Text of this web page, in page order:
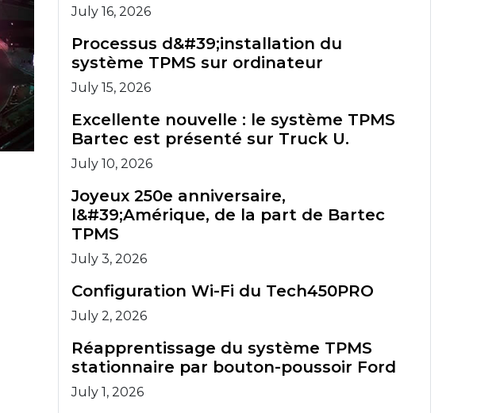
July 16, 2026
Processus d&#39;installation du
système TPMS sur ordinateur
July 15, 2026
Excellente nouvelle : le système TPMS
Bartec est présenté sur Truck U.
July 10, 2026
Joyeux 250e anniversaire,
l&#39;Amérique, de la part de Bartec
TPMS
July 3, 2026
Configuration Wi-Fi du Tech450PRO
July 2, 2026
Réapprentissage du système TPMS
stationnaire par bouton-poussoir Ford
July 1, 2026